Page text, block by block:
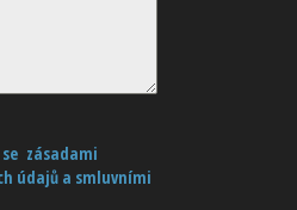
zásadami
údajů a smluvními